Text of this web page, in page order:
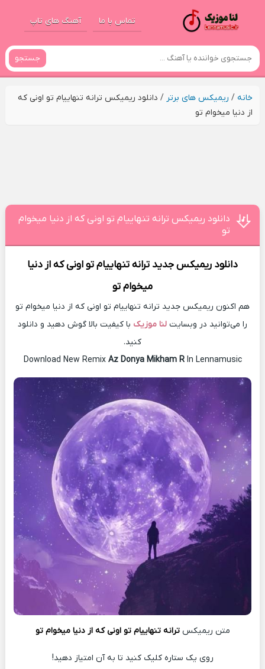
تماس با ما آهنگ های تاپ
جستجو
خانه/ ریمیکس های برتر / دانلود ریمیکس ترانه تنهاییام تو اونی که
از دنیا میخوام تو
دانلود ریمیکس ترانه تنهاییام تو اونی که از دنیا میخوام
تو
دانلود ریمیکس جدید ترانه تنهاییام تو اونی که از دنیا
میخوام تو
هم اکنون ریمیکس جدید ترانه تنهاییام تو اونی که از دنیا میخوام تو
را می‌توانید در وبسایت لنا موزیک با کیفیت بالا گوش دهید و دانلود
کنید.
Download New Remix Az Donya Mikham RIn Lennamusic
متن ریمیکسترانه تنهاییام تو اونی که از دنیا میخوام تو
روی یک ستاره کلیک کنید تا به آن امتیاز دهید!